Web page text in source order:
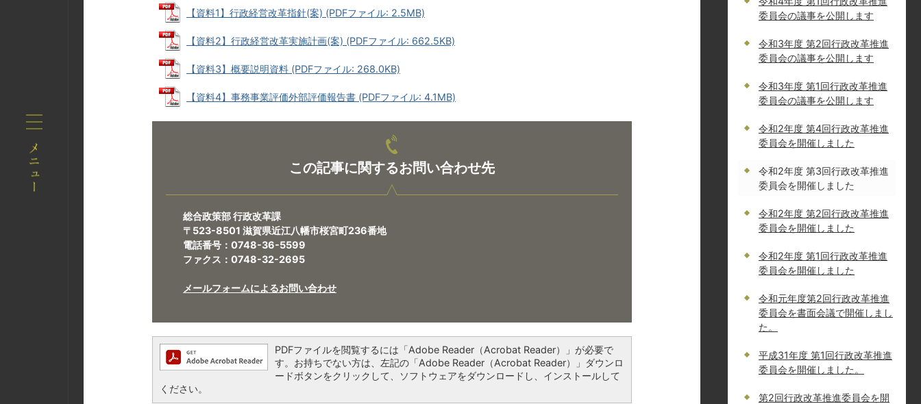
【資料1】行政経営改革指針(案) (PDFファイル: 2.5MB)
【資料2】行政経営改革実施計画(案) (PDFファイル: 662.5KB)
【資料3】概要説明資料 (PDFファイル: 268.0KB)
【資料4】事務事業評価外部評価報告書 (PDFファイル: 4.1MB)
この記事に関するお問い合わせ先
総合政策部 行政改革課
〒523-8501 滋賀県近江八幡市桜宮町236番地
電話番号：0748-36-5599
ファクス：0748-32-2695
メールフォームによるお問い合わせ
PDFファイルを閲覧するには「Adobe Reader（Acrobat Reader）」が必要で
す。お持ちでない方は、左記の「Adobe Reader（Acrobat Reader）」ダウンロ
ードボタンをクリックして、ソフトウェアをダウンロードし、インストールして
ください。
委員会の議事を公開します
令和3年度 第2回行政改革推進
委員会の議事を公開します
令和3年度 第1回行政改革推進
委員会の議事を公開します
令和2年度 第4回行政改革推進
委員会を開催しました
令和2年度 第3回行政改革推進
委員会を開催しました
令和2年度 第2回行政改革推進
委員会を開催しました
令和2年度 第1回行政改革推進
委員会を開催しました
令和元年度第2回行政改革推進
委員会を書面会議で開催しまし
た。
平成31年度 第1回行政改革推進
委員会を開催しました。
第2回行政改革推進委員会を開